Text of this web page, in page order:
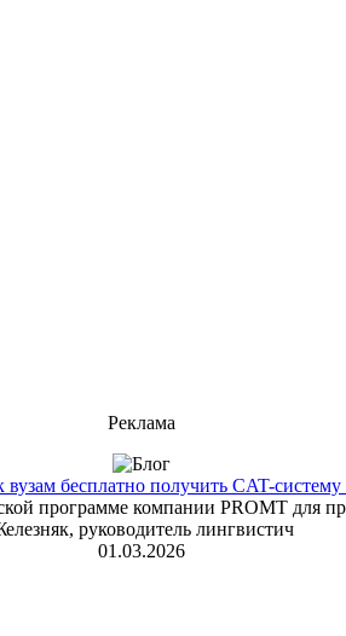
Реклама
бесплатно получить CAT-
программе компании PROMT для
руководитель лингвистич
01.03.2026